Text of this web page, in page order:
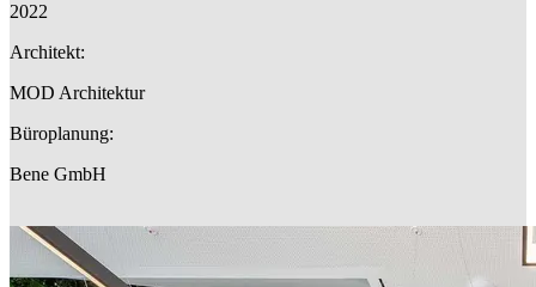
2022
Architekt:
MOD Architektur
Büroplanung:
Bene GmbH